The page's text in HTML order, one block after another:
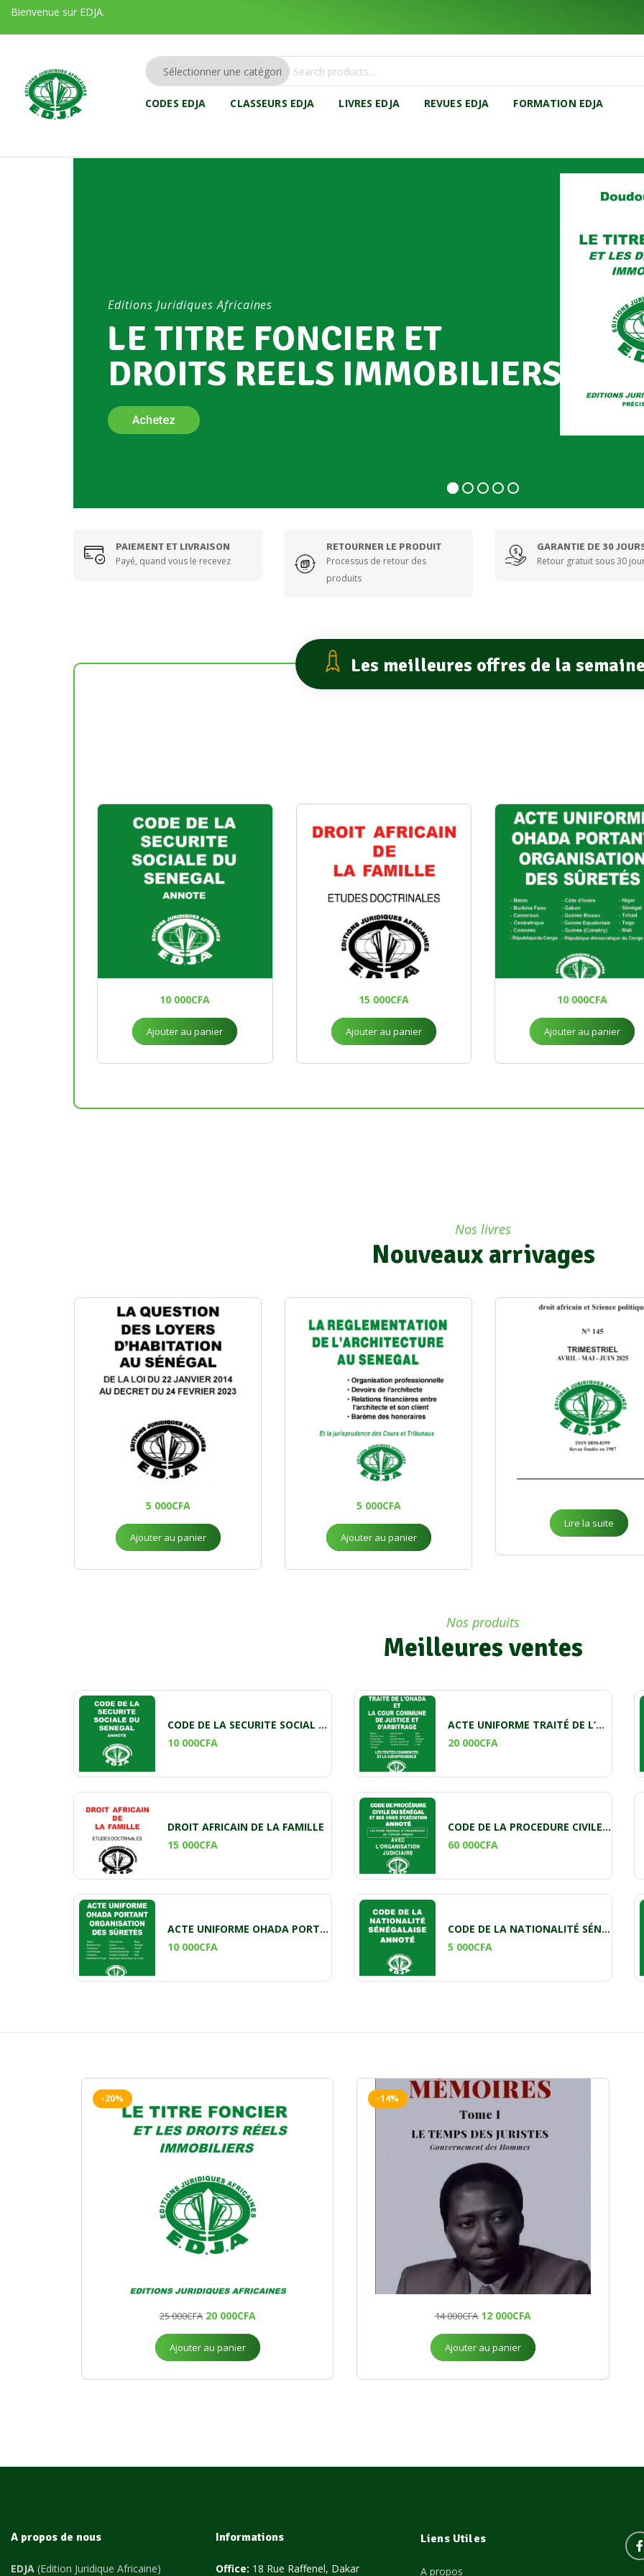
Bienvenue sur EDJA.
CODES EDJA CLASSEURS EDJA LIVRES EDJA REVUES EDJA FORMATION EDJA
LE TITRE FONCIER ET
DROITS REELS IMMOBILIERS
Editions Juridiques Africaines
Achetez
PAIEMENT ET LIVRAISON
Payé, quand vous le recevez
RETOURNER LE PRODUIT
Processus de retour des
produits
GARANTIE DE 30
Retour gratuit sous 30
Les meilleures offres de la
10 000CFA
Ajouter au panier
15 000CFA
Ajouter au panier
10 000CFA
Ajouter au panier
Nos livres
Nouveaux arrivages
5 000CFA
Ajouter au panier
5 000CFA
Ajouter au panier
Lire la suite
Nos produits
Meilleures ventes
CODE DE LA SECURITE SOCIAL DU SENEGAL
10 000CFA
DROIT AFRICAIN DE LA FAMILLE
15 000CFA
ACTE UNIFORME OHADA PORTANT ORGANISATION DES SÛRETÉS
10 000CFA
ACTE UNIFORME TRAITÉ DE L’OHADA ET LA COUR COMMUNE DE JUSTICE ET D’ARBITRAGE
20 000CFA
CODE DE LA PROCEDURE CIVILE DU SENEGAL ET DES VOIES D'EXECUTION ANNOTE
60 000CFA
CODE DE LA NATIONALITÉ SÉNÉGALAISE ANNOTÉ
5 000CFA
-20%
25 000CFA 20 000CFA
Ajouter au panier
-14%
14 000CFA 12 000CFA
Ajouter au panier
A propos de nous
EDJA (Edition Juridique Africaine)
Informations
Office: 18 Rue Raffenel, Dakar
Liens Utiles
A propos